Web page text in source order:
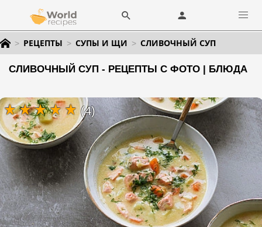
РЕЦЕПТЫ СУПЫ И ЩИ СЛИВОЧНЫЙ СУП
СЛИВОЧНЫЙ СУП - РЕЦЕПТЫ С ФОТО | БЛЮДА
(4)